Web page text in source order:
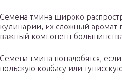
Семена тмина широко
кулинарии, их сложный аромат
важный компонент
Семена тмина понадобятся,
польскую колбасу или